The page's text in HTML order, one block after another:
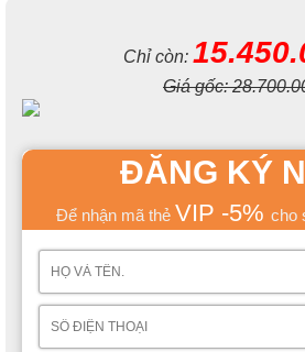
Chỉ còn:
Giá gốc:
ĐĂNG KÝ
Để nhận mã thẻ VIP -5% cho